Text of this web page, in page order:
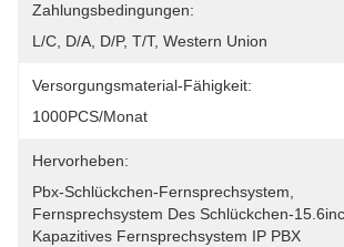
Zahlungsbedingungen:
L/C, D/A, D/P, T/T, Western Union
Versorgungsmaterial-Fähigkeit:
1000PCS/Monat
Hervorheben:
Pbx-Schlückchen-Fernsprechsystem
Fernsprechsystem Des Schlückchen-
Kapazitives Fernsprechsystem IP PBX